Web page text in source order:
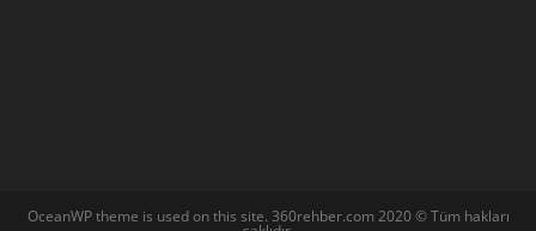
OceanWP theme is used on this site. 360rehber.com 2020 © Tüm hakları